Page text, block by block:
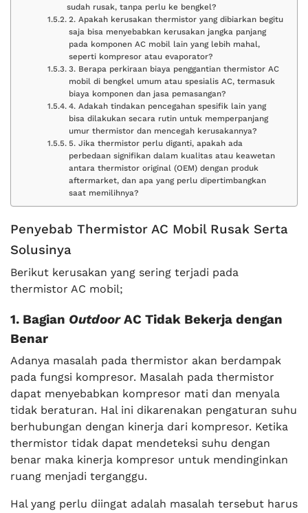
sudah rusak, tanpa perlu ke bengkel?
2. Apakah kerusakan thermistor yang dibiarkan begitu
saja bisa menyebabkan kerusakan jangka panjang
pada komponen AC mobil lain yang lebih mahal,
seperti kompresor atau evaporator?
3. Berapa perkiraan biaya penggantian thermistor AC
mobil di bengkel umum atau spesialis AC, termasuk
biaya komponen dan jasa pemasangan?
4. Adakah tindakan pencegahan spesifik lain yang
bisa dilakukan secara rutin untuk memperpanjang
umur thermistor dan mencegah kerusakannya?
5. Jika thermistor perlu diganti, apakah ada
perbedaan signifikan dalam kualitas atau keawetan
antara thermistor original (OEM) dengan produk
aftermarket, dan apa yang perlu dipertimbangkan
saat memilihnya?
Penyebab Thermistor AC Mobil Rusak Serta
Solusinya
Berikut kerusakan yang sering terjadi pada
thermistor AC mobil;
1. Bagian OutdoorAC Tidak Bekerja dengan
Benar
Adanya masalah pada thermistor akan berdampak
pada fungsi kompresor. Masalah pada thermistor
dapat menyebabkan kompresor mati dan menyala
tidak beraturan. Hal ini dikarenakan pengaturan suhu
berhubungan dengan kinerja dari kompresor. Ketika
thermistor tidak dapat mendeteksi suhu dengan
benar maka kinerja kompresor untuk mendinginkan
ruang menjadi terganggu.
Hal yang perlu diingat adalah masalah tersebut harus